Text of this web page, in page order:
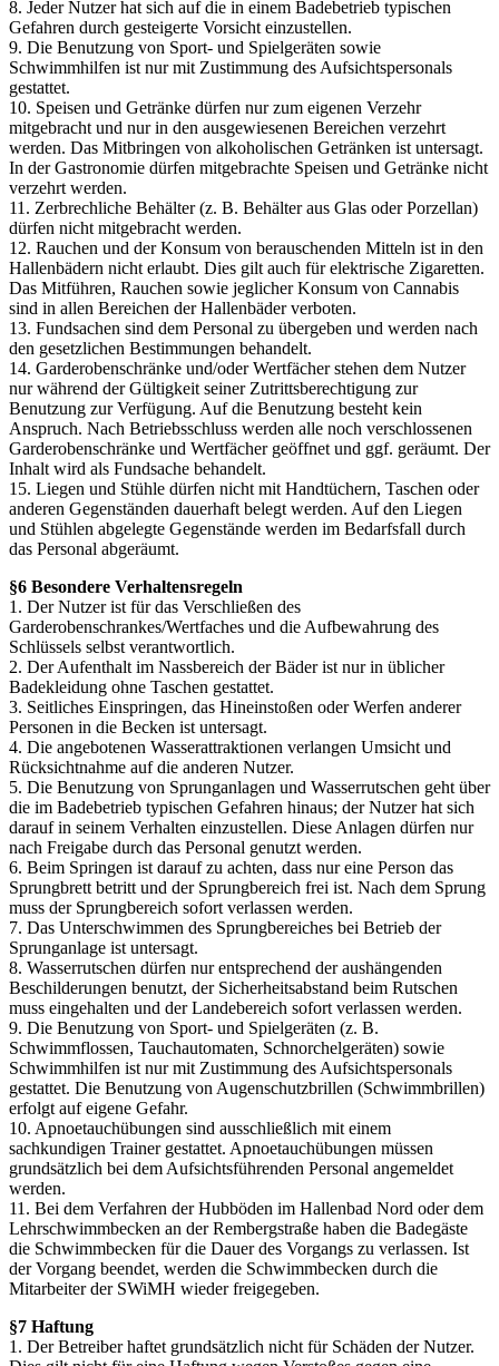
8. Jeder Nutzer hat sich auf die in einem Badebetrieb typischen
Gefahren durch gesteigerte Vorsicht einzustellen.
9. Die Benutzung von Sport- und Spielgeräten sowie
Schwimmhilfen ist nur mit Zustimmung des Aufsichtspersonals
gestattet.
10. Speisen und Getränke dürfen nur zum eigenen Verzehr
mitgebracht und nur in den ausgewiesenen Bereichen verzehrt
werden. Das Mitbringen von alkoholischen Getränken ist untersagt.
In der Gastronomie dürfen mitgebrachte Speisen und Getränke nicht
verzehrt werden.
11. Zerbrechliche Behälter (z. B. Behälter aus Glas oder Porzellan)
dürfen nicht mitgebracht werden.
12. Rauchen und der Konsum von berauschenden Mitteln ist in den
Hallenbädern nicht erlaubt. Dies gilt auch für elektrische Zigaretten.
Das Mitführen, Rauchen sowie jeglicher Konsum von Cannabis
sind in allen Bereichen der Hallenbäder verboten.
13. Fundsachen sind dem Personal zu übergeben und werden nach
den gesetzlichen Bestimmungen behandelt.
14. Garderobenschränke und/oder Wertfächer stehen dem Nutzer
nur während der Gültigkeit seiner Zutrittsberechtigung zur
Benutzung zur Verfügung. Auf die Benutzung besteht kein
Anspruch. Nach Betriebsschluss werden alle noch verschlossenen
Garderobenschränke und Wertfächer geöffnet und ggf. geräumt. Der
Inhalt wird als Fundsache behandelt.
15. Liegen und Stühle dürfen nicht mit Handtüchern, Taschen oder
anderen Gegenständen dauerhaft belegt werden. Auf den Liegen
und Stühlen abgelegte Gegenstände werden im Bedarfsfall durch
das Personal abgeräumt.
§6 Besondere Verhaltensregeln
1. Der Nutzer ist für das Verschließen des
Garderobenschrankes/Wertfaches und die Aufbewahrung des
Schlüssels selbst verantwortlich.
2. Der Aufenthalt im Nassbereich der Bäder ist nur in üblicher
Badekleidung ohne Taschen gestattet.
3. Seitliches Einspringen, das Hineinstoßen oder Werfen anderer
Personen in die Becken ist untersagt.
4. Die angebotenen Wasserattraktionen verlangen Umsicht und
Rücksichtnahme auf die anderen Nutzer.
5. Die Benutzung von Sprunganlagen und Wasserrutschen geht über
die im Badebetrieb typischen Gefahren hinaus; der Nutzer hat sich
darauf in seinem Verhalten einzustellen. Diese Anlagen dürfen nur
nach Freigabe durch das Personal genutzt werden.
6. Beim Springen ist darauf zu achten, dass nur eine Person das
Sprungbrett betritt und der Sprungbereich frei ist. Nach dem Sprung
muss der Sprungbereich sofort verlassen werden.
7. Das Unterschwimmen des Sprungbereiches bei Betrieb der
Sprunganlage ist untersagt.
8. Wasserrutschen dürfen nur entsprechend der aushängenden
Beschilderungen benutzt, der Sicherheitsabstand beim Rutschen
muss eingehalten und der Landebereich sofort verlassen werden.
9. Die Benutzung von Sport- und Spielgeräten (z. B.
Schwimmflossen, Tauchautomaten, Schnorchelgeräten) sowie
Schwimmhilfen ist nur mit Zustimmung des Aufsichtspersonals
gestattet. Die Benutzung von Augenschutzbrillen (Schwimmbrillen)
erfolgt auf eigene Gefahr.
10. Apnoetauchübungen sind ausschließlich mit einem
sachkundigen Trainer gestattet. Apnoetauchübungen müssen
grundsätzlich bei dem Aufsichtsführenden Personal angemeldet
werden.
11. Bei dem Verfahren der Hubböden im Hallenbad Nord oder dem
Lehrschwimmbecken an der Rembergstraße haben die Badegäste
die Schwimmbecken für die Dauer des Vorgangs zu verlassen. Ist
der Vorgang beendet, werden die Schwimmbecken durch die
Mitarbeiter der SWiMH wieder freigegeben.
§7 Haftung
1. Der Betreiber haftet grundsätzlich nicht für Schäden der Nutzer.